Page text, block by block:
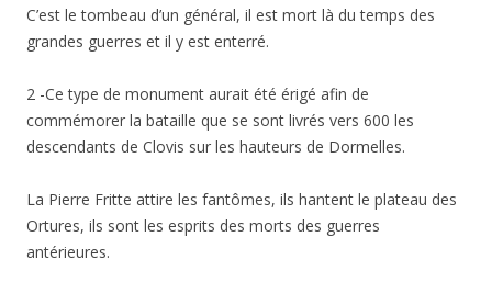
C’est le tombeau d’un général, il est mort là du temps des
grandes guerres et il y est enterré.
2 -Ce type de monument aurait été érigé afin de
commémorer la bataille que se sont livrés vers 600 les
descendants de Clovis sur les hauteurs de Dormelles.
La Pierre Fritte attire les fantômes, ils hantent le plateau des
Ortures, ils sont les esprits des morts des guerres
antérieures.